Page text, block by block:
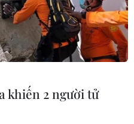
khiến 2 người tử